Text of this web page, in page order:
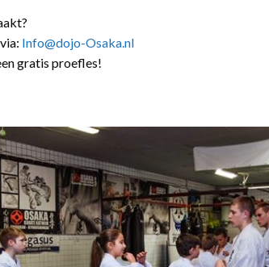
Info@dojo-Osaka.nl
gratis proefles!